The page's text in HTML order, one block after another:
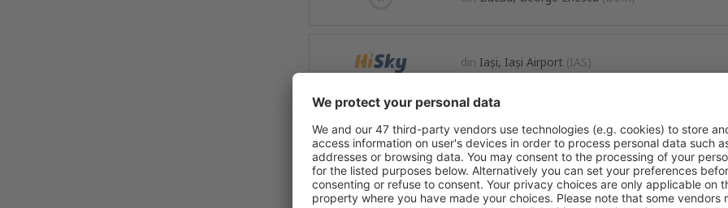
dinIași, Iași Airport (IAS)
Arată mai multe oferte
Înapoi sus